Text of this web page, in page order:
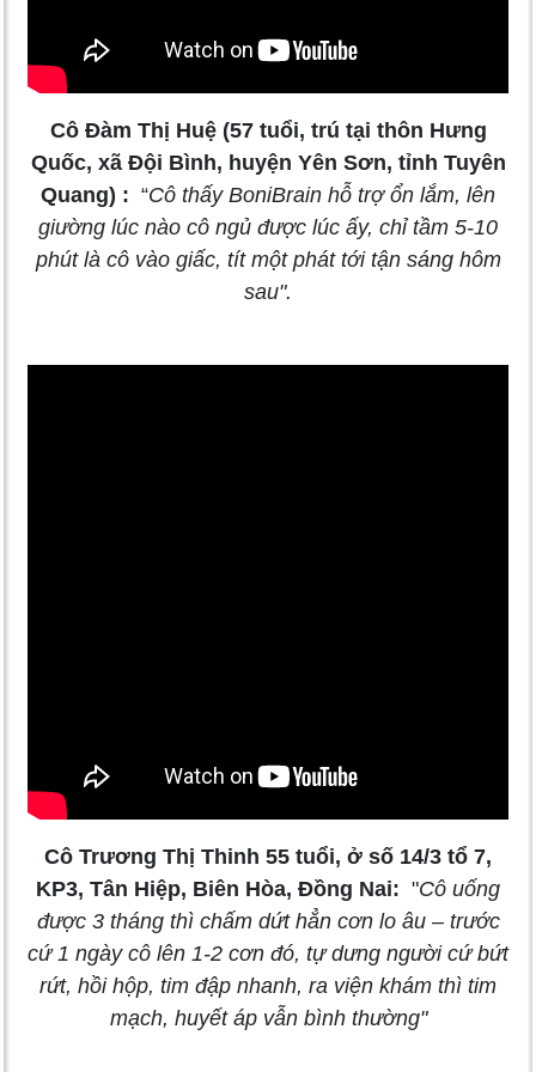
Cô Đàm Thị Huệ (57 tuổi, trú tại thôn Hưng
Quốc, xã Đội Bình, huyện Yên Sơn, tỉnh Tuyên
Quang) : “Cô thấy BoniBrain hỗ trợ ổn lắm, lên
giường lúc nào cô ngủ được lúc ấy, chỉ tầm 5-10
phút là cô vào giấc, tít một phát tới tận sáng hôm
sau".
Cô Trương Thị Thinh 55 tuổi, ở số 14/3 tổ 7,
KP3, Tân Hiệp, Biên Hòa, Đồng Nai: "Cô uống
được 3 tháng thì chấm dứt hẳn cơn lo âu – trước
cứ 1 ngày cô lên 1-2 cơn đó, tự dưng người cứ bứt
rứt, hồi hộp, tim đập nhanh, ra viện khám thì tim
mạch, huyết áp vẫn bình thường"